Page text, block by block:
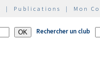
| Publications | Mon
Rechercher un club